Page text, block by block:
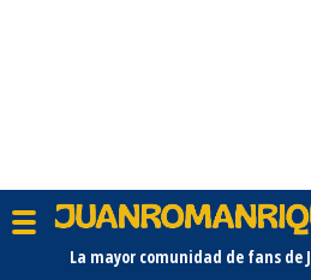
La mayor comunidad de fans de